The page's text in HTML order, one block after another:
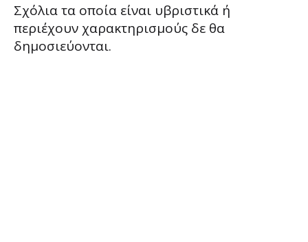
Σχόλια τα οποία είναι υβριστικά ή
περιέχουν χαρακτηρισμούς δε θα
δημοσιεύονται.